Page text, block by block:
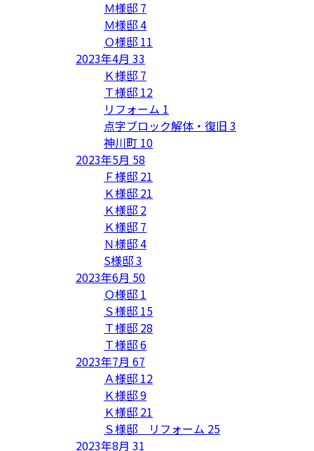
Ｍ様邸 7
Ｍ様邸4
Ｏ様邸 11
2023年4月 33
Ｋ様邸 7
Ｔ様邸 12
リフォーム 1
点字ブロック解体・復旧 3
神川町 10
2023年5月 58
Ｆ様邸 21
Ｋ様邸 21
Ｋ様邸 2
Ｋ様邸 7
Ｎ様邸4
S様邸3
2023年6月 50
Ｏ様邸 1
Ｓ様邸 15
Ｔ様邸 28
Ｔ様邸6
2023年7月 67
Ａ様邸 12
Ｋ様邸9
Ｋ様邸 21
Ｓ様邸 リフォーム 25
2023年8月 31